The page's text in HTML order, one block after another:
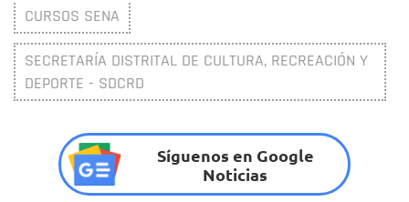
CURSOS SENA
SECRETARÍA DISTRITAL DE CULTURA, RECREACIÓN Y
DEPORTE - SDCRD
Síguenos en Google
Noticias